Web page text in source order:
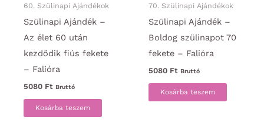
60. Szülinapi Ajándékok
Szülinapi Ajándék –
Az élet 60 után
kezdődik fiús fekete
– Falióra
5080 Ft Bruttó
Kosárba teszem
70. Szülinapi Ajándékok
Szülinapi Ajándék –
Boldog szülinapot 70
fekete – Falióra
5080 Ft Bruttó
Kosárba teszem